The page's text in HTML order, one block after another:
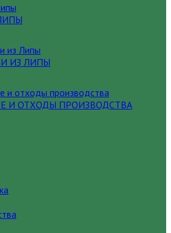
ИЗ ЛИПЫ
И ОТХОДЫ ПРОИЗВОДСТВА